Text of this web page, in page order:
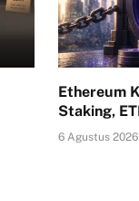
Ethereum
Staking,
6 Agustus 2026